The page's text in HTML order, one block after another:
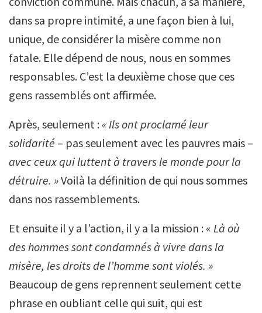
dans sa propre intimité, a une façon bien à lui,
unique, de considérer la misère comme non
fatale. Elle dépend de nous, nous en sommes
responsables. C’est la deuxième chose que ces
gens rassemblés ont affirmée.
Après, seulement : « Ils ont proclamé leur
solidarité – pas seulement avec les pauvres mais –
avec ceux qui luttent à travers le monde pour la
détruire. »Voilà la définition de qui nous sommes
dans nos rassemblements.
Et ensuite il y a l’action, il y a la mission : « Là où
des hommes sont condamnés à vivre dans la
misère, les droits de l’homme sont violés. »
Beaucoup de gens reprennent seulement cette
phrase en oubliant celle qui suit, qui est